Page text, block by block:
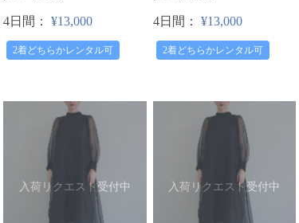
4日間： ¥13,000
2着どちらかレンタル可
4日間： ¥13,000
2着どちらかレンタル可
入荷リクエスト受付中 入荷リクエスト受付中